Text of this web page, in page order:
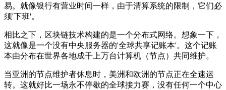
易。就像银行有营业时间一样，由于清算系统的限制，它们必
须'下班'。
相比之下，区块链技术构建的是一个分布式网络。想象一下，
这就像是一个没有中央服务器的'全球共享记账本'。这个记账
本由分布在世界各地成千上万台计算机（节点）共同维护。
当亚洲的节点维护者休息时，美洲和欧洲的节点正在全速运
转。这就好比一场永不停歇的全球接力赛，没有任何一个中心